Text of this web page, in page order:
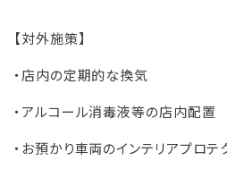
【対外施策】
・店内の定期的な換気
・アルコール消毒液等の店内配置
・お預かり車両のインテリアプロ